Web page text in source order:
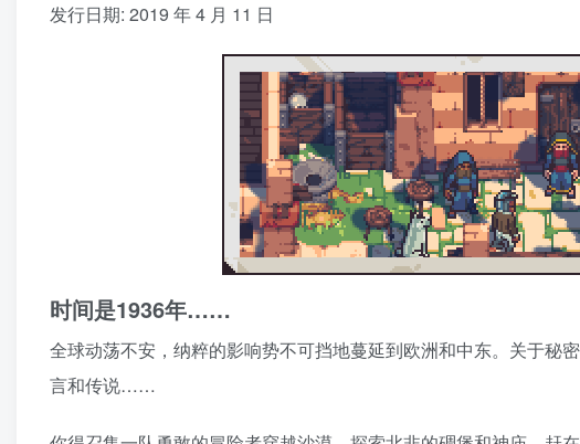
发行日期: 2019 年 4 月 11 日
时间是1936年……
全球动荡不安，纳粹的影响势不可挡地蔓延到欧洲和中东。关于秘
言和传说……